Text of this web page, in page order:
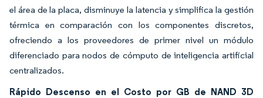
el área de la placa, disminuye la latencia y simplifica la gestión
térmica en comparación con los componentes discretos,
ofreciendo a los proveedores de primer nivel un módulo
diferenciado para nodos de cómputo de inteligencia artificial
centralizados.
Rápido Descenso en el Costo por GB de NAND 3D